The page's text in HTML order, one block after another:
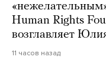
Human Rights
возглавляет
11 часов назад